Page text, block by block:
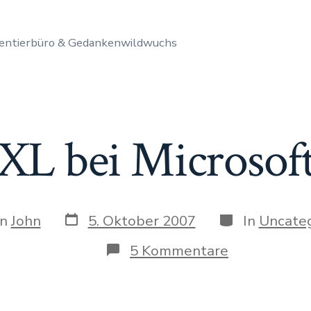
& Gedankenwildwuchs
bei
John Datum
des
Beitrags
5. Oktober 2007 Kategorien
In
5 Kommentare
XL